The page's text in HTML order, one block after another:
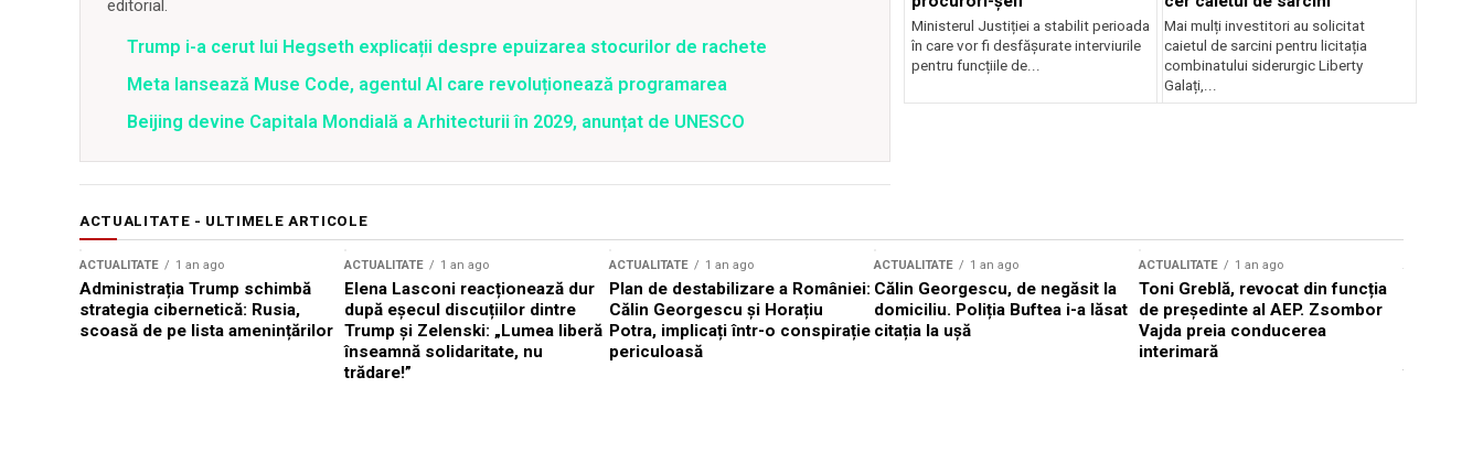
editorial.
Trump i-a cerut lui Hegseth explicații despre epuizarea stocurilor de rachete
Meta lansează Muse Code, agentul AI care revoluționează programarea
Beijing devine Capitala Mondială a Arhitecturii în 2029, anunțat de UNESCO
Ministerul Justiției a stabilit perioada
în care vor fi desfășurate interviurile
pentru funcțiile de...
Mai mulți investitori au solicitat
caietul de sarcini pentru licitația
combinatului siderurgic Liberty
Galați,...
ACTUALITATE - ULTIMELE ARTICOLE
ACTUALITATE 1 an ago
Administrația Trump schimbă
strategia cibernetică: Rusia,
scoasă de pe lista amenințărilor
ACTUALITATE 1 an ago
Elena Lasconi reacționează dur
după eșecul discuțiilor dintre
Trump și Zelenski: „Lumea liberă
înseamnă solidaritate, nu
trădare!”
ACTUALITATE 1 an ago
Plan de destabilizare a României:
Călin Georgescu și Horațiu
Potra, implicați într-o conspirație
periculoasă
ACTUALITATE 1 an ago
Călin Georgescu, de negăsit la
domiciliu. Poliția Buftea i-a lăsat
citația la ușă
ACTUALITATE 1 an ago
Toni Greblă, revocat din funcția
de președinte al AEP. Zsombor
Vajda preia conducerea
interimară